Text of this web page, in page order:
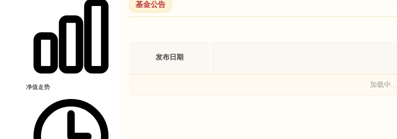
净值走势
基金公告
发布日期
加载中...